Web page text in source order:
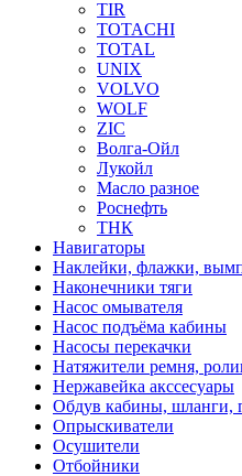
TIR
TOTACHI
TOTAL
UNIX
VOLVO
WOLF
ZIC
Волга-Ойл
Лукойл
Масло разное
Роснефть
ТНК
Навигаторы
Наклейки, флажки,
Наконечники тяги
Насос омывателя
Насос подъёма кабины
Насосы перекачки
Натяжители ремня,
Нержавейка акссесуары
Обдув кабины, шланги,
Опрыскиватели
Осушители
Отбойники